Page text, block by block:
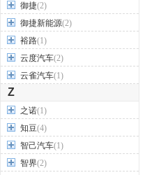
御捷(2)
御捷新能源(2)
裕路(1)
云度汽车(2)
云雀汽车(1)
Z
之诺(1)
知豆(4)
智己汽车(1)
智界(2)